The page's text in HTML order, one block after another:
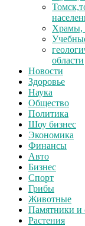
Храмы,
области
Новости
Здоровье
Наука
Общество
Политика
Шоу бизнес
Экономика
Финансы
Авто
Бизнес
Спорт
Грибы
Животные
Памятники и
Растения